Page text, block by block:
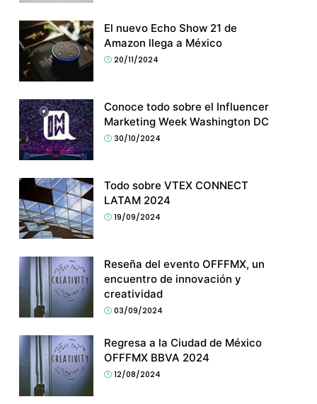
El nuevo Echo Show 21 de
Amazon llega a México
20/11/2024
Conoce todo sobre el Influencer
Marketing Week Washington DC
30/10/2024
Todo sobre VTEX CONNECT
LATAM 2024
19/09/2024
Reseña del evento OFFFMX, un
encuentro de innovación y
creatividad
03/09/2024
Regresa a la Ciudad de México
OFFFMX BBVA 2024
12/08/2024